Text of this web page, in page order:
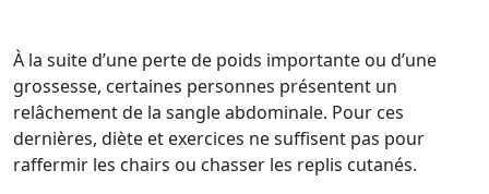
À la suite d’une perte de poids importante ou d’une
grossesse, certaines personnes présentent un
relâchement de la sangle abdominale. Pour ces
dernières, diète et exercices ne suffisent pas pour
raffermir les chairs ou chasser les replis cutanés.